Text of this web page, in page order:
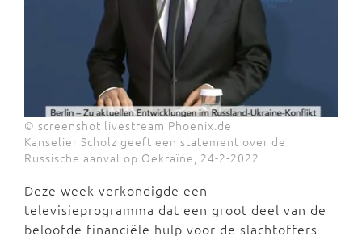
© screenshot livestream Phoenix.de
Kanselier Scholz geeft een statement over de
Russische aanval op Oekraïne, 24-2-2022
Deze week verkondigde een
televisieprogramma dat een groot deel van de
beloofde financiële hulp voor de slachtoffers